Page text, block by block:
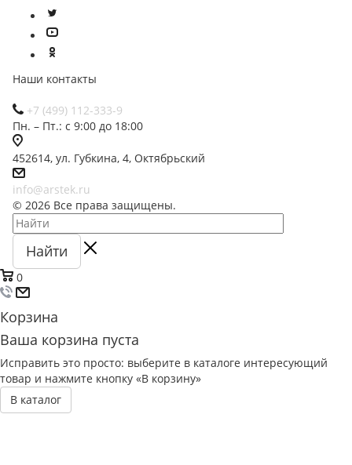
Наши контакты
+7 (499) 112-333-9
Пн. – Пт.: с 9:00 до 18:00
452614, ул. Губкина, 4, Октябрьский
info@arstek.ru
© 2026 Все права защищены.
Найти
0
Корзина
Ваша корзина пуста
Исправить это просто: выберите в каталоге интересующий
товар и нажмите кнопку «В корзину»
В каталог